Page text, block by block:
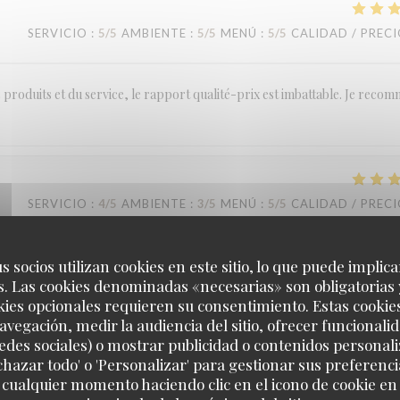
socios utilizan cookies en este sitio, lo que puede
Las cookies denominadas «necesarias» son
opcionales requieren su consentimiento. Estas
medir la audiencia del sitio, ofrecer
sociales) o mostrar publicidad o contenidos
todo' o 'Personalizar' para gestionar sus
cualquier momento haciendo clic en el icono de cookie
SERVICIO : 5/5 AMBIENTE : 5/5 MENÚ : 5/5 CALIDAD /
produits et du service, le rapport qualité-prix est imbattable. Je
SERVICIO : 4/5 AMBIENTE : 3/5 MENÚ : 5/5 CALIDAD /
SERVICIO: 5 /5 AMBIENTE: 4/5 MENÚ: 5/5 CALIDAD /
LA TABLE DE CATUSSEAU